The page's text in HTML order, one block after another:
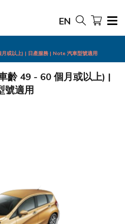
EN
或以上) | 日產服務 | Note 汽車型號適用
齡 49 - 60 個月或以上) |
號適用